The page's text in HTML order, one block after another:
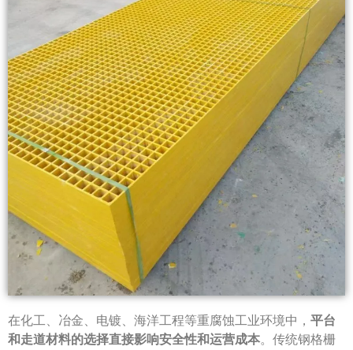
在化工、冶金、电镀、海洋工程等重腐蚀工业环境中， 平台
和走道材料的选择直接影响安全性和运营成本。传统钢格栅